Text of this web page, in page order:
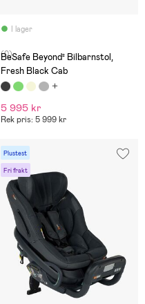
I lager
(0)
BeSafe Beyond² Bilbarnstol,
Fresh Black Cab
5 995 kr
Rek pris: 5 999 kr
Plustest
Fri frakt